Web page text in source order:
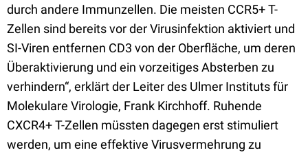
durch andere Immunzellen. Die meisten CCR5+ T-
Zellen sind bereits vor der Virusinfektion aktiviert und
SI-Viren entfernen CD3 von der Oberfläche, um deren
Überaktivierung und ein vorzeitiges Absterben zu
verhindern“, erklärt der Leiter des Ulmer Instituts für
Molekulare Virologie, Frank Kirchhoff. Ruhende
CXCR4+ T-Zellen müssten dagegen erst stimuliert
werden, um eine effektive Virusvermehrung zu